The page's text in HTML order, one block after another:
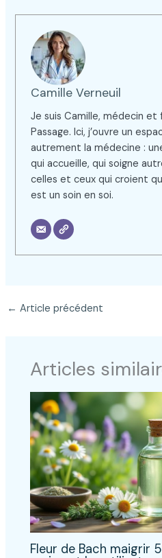
Camille Verneuil
Je suis Camille, médecin et
Passage. Ici, j’ouvre un
autrement la médecine :
qui accueille, qui soigne
celles et ceux qui croient
est un soin en soi.
← Article précédent
Articles
Fleur de Bach maigrir